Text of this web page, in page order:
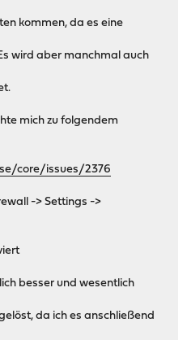
kommen, da es eine
wird aber manchmal auch
mich zu folgendem
core/issues/2376
-> Settings ->
besser und wesentlich
da ich es anschließend